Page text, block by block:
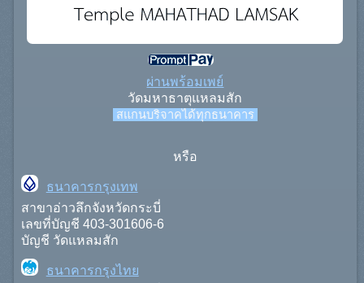
ผ่านพร้อมเพย์
วัดมหาธาตุแหลมสัก
สแกนบริจาคได้ทุกธนาคาร
หรือ
ธนาคารกรุงเทพ
สาขาอ่าวลึกจังหวัดกระบี่
เลขที่บัญชี 403-301606-6
บัญชี วัดแหลมสัก
ธนาคารกรุงไทย